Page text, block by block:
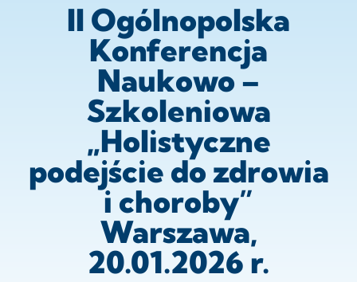
II Ogólnopolska
Konferencja
Naukowo –
Szkoleniowa
„Holistyczne
podejście do zdrowia
i choroby”
Warszawa,
20.01.2026 r.